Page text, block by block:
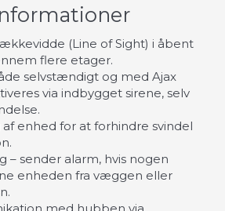
(Line of Sight) i åbent
flere etager.
selvstændigt og med Ajax
via indbygget sirene, selv
enhed for at forhindre svindel
– sender alarm, hvis nogen
enheden fra væggen eller